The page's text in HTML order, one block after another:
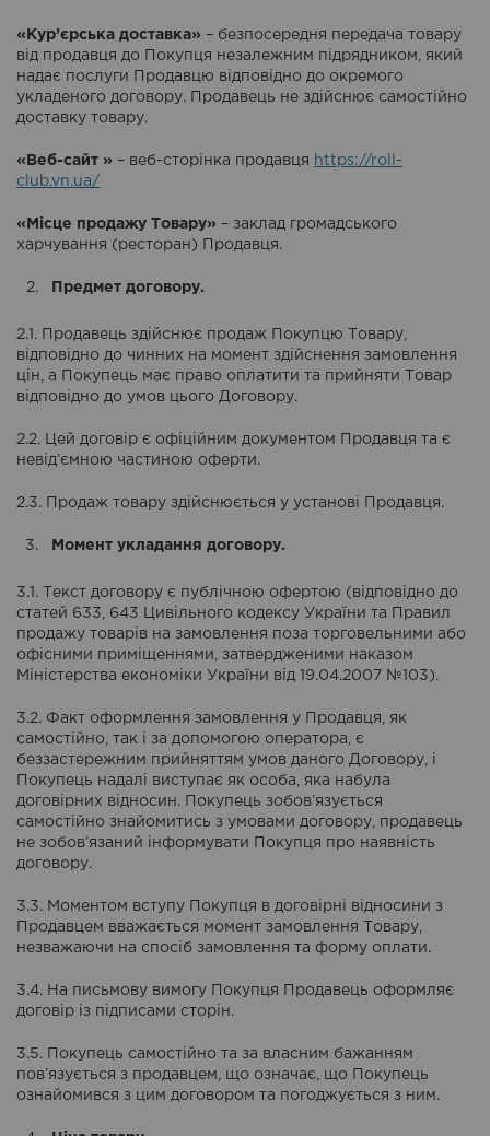
«Кур’єрська доставка» – безпосередня передача товару
від продавця до Покупця незалежним підрядником, який
надає послуги Продавцю відповідно до окремого
укладеного договору. Продавець не здійснює самостійно
доставку товару.
«Веб-сайт » – веб-сторінка продавця https://roll-
club.vn.ua/
«Місце продажу Товару» – заклад громадського
харчування (ресторан) Продавця.
Предмет договору.
2.1. Продавець здійснює продаж Покупцю Товару,
відповідно до чинних на момент здійснення замовлення
цін, а Покупець має право оплатити та прийняти Товар
відповідно до умов цього Договору.
2.2. Цей договір є офіційним документом Продавця та є
невід’ємною частиною оферти.
2.3. Продаж товару здійснюється у установі Продавця.
Момент укладання договору.
3.1. Текст договору є публічною офертою (відповідно до
статей 633, 643 Цивільного кодексу України та Правил
продажу товарів на замовлення поза торговельними або
офісними приміщеннями, затвердженими наказом
Міністерства економіки України від 19.04.2007 №103).
3.2. Факт оформлення замовлення у Продавця, як
самостійно, так і за допомогою оператора, є
беззастережним прийняттям умов даного Договору, і
Покупець надалі виступає як особа, яка набула
договірних відносин. Покупець зобов’язується
самостійно знайомитись з умовами договору, продавець
не зобов’язаний інформувати Покупця про наявність
договору.
3.3. Моментом вступу Покупця в договірні відносини з
Продавцем вважається момент замовлення Товару,
незважаючи на спосіб замовлення та форму оплати.
3.4. На письмову вимогу Покупця Продавець оформляє
договір із підписами сторін.
3.5. Покупець самостійно та за власним бажанням
пов’язується з продавцем, що означає, що Покупець
ознайомився з цим договором та погоджується з ним.